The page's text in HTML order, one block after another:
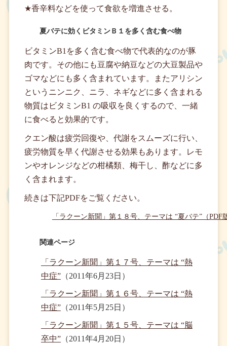
★香辛料などを使って食欲を増進させる。
夏バテに効くビタミンＢ１を多く含む食べ物
ビタミンB1を多く含む食べ物で代表的なのが豚
肉です。その他にも豆腐や納豆などの大豆製品や
ゴマなどにも多く含まれています。またアリシン
というニンニク、ニラ、ネギなどに多く含まれる
物質はビタミンB1 の吸収を良くするので、一緒
に食べると効果的です。
クエン酸は疲労回復や、代謝をスムーズに行い、
疲労物質を早く代謝させる効果もあります。レモ
ンやオレンジなどの柑橘類、梅干し、酢などに多
く含まれます。
続きは下記PDFをご覧ください。
「ラクーン新聞」第１８号、テーマは “夏バテ”（PDF
関連ページ
「ラクーン新聞」第１７号、テーマは “熱
中症”（2011年6月23日）
「ラクーン新聞」第１６号、テーマは “熱
中症”（2011年5月25日）
「ラクーン新聞」第１５号、テーマは “脳
卒中”（2011年4月20日）